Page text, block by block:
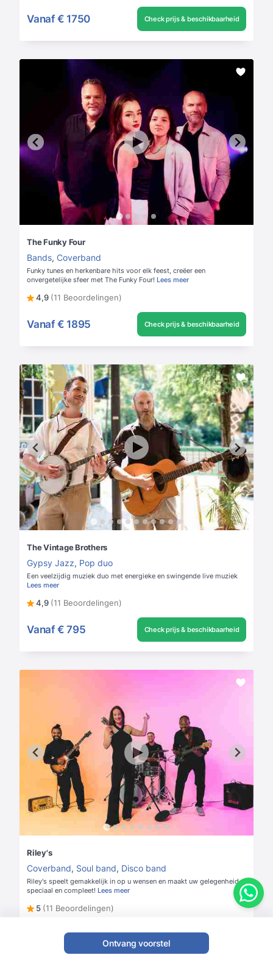
Vanaf € 1750 Check prijs & beschikbaarheid
The Funky Four
Bands, Coverband
Funky tunes en herkenbare hits voor elk feest, creëer een
onvergetelijke sfeer met The Funky Four! Lees meer
4,9 (11 Beoordelingen)
Vanaf € 1895 Check prijs & beschikbaarheid
The Vintage Brothers
Gypsy Jazz, Pop duo
Een veelzijdig muziek duo met energieke en swingende live muziek
Lees meer
4,9 (11 Beoordelingen)
Vanaf € 795 Check prijs & beschikbaarheid
Riley's
Coverband, Soul band, Disco band
Riley's speelt gemakkelijk in op u wensen en maakt uw gelegenheid
speciaal en compleet! Lees meer
5 (11 Beoordelingen)
€ 2700 Check prijs & beschikbaarheid
Ontvang voorstel